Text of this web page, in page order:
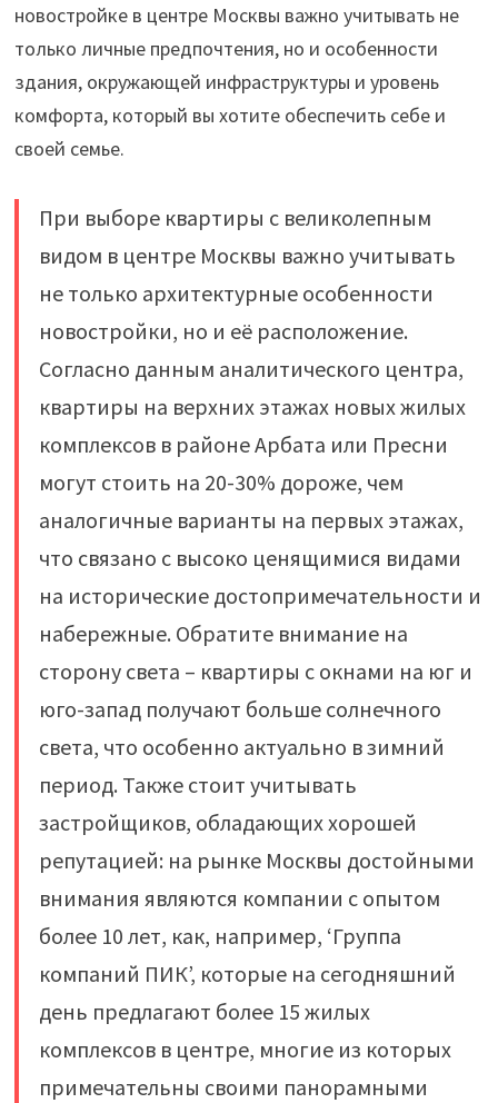
новостройке в центре Москвы важно учитывать не
только личные предпочтения, но и особенности
здания, окружающей инфраструктуры и уровень
комфорта, который вы хотите обеспечить себе и
своей семье.
При выборе квартиры с великолепным
видом в центре Москвы важно учитывать
не только архитектурные особенности
новостройки, но и её расположение.
Согласно данным аналитического центра,
квартиры на верхних этажах новых жилых
комплексов в районе Арбата или Пресни
могут стоить на 20-30% дороже, чем
аналогичные варианты на первых этажах,
что связано с высоко ценящимися видами
на исторические достопримечательности и
набережные. Обратите внимание на
сторону света – квартиры с окнами на юг и
юго-запад получают больше солнечного
света, что особенно актуально в зимний
период. Также стоит учитывать
застройщиков, обладающих хорошей
репутацией: на рынке Москвы достойными
внимания являются компании с опытом
более 10 лет, как, например, ‘Группа
компаний ПИК’, которые на сегодняшний
день предлагают более 15 жилых
комплексов в центре, многие из которых
примечательны своими панорамными